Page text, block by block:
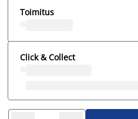
Toimitus
Click & Collect